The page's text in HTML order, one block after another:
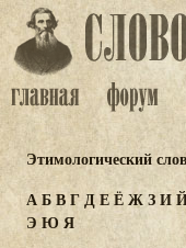
Этимологический
АБВГДЕЁЖЗИ
Э Ю Я